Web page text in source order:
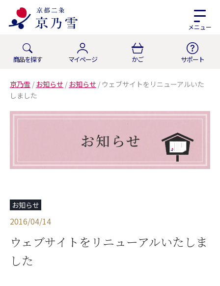
メニュー
商品を探す マイページ かご サポート
京乃雪 / お知らせ / お知らせ / ウェブサイトをリニューアルいた
しました
お知らせ
2016/04/14
ウェブサイトをリニューアルいたしま
した